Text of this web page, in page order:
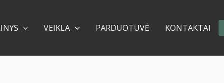
VEIKLA PARDUOTUVĖ KONTAKTAI